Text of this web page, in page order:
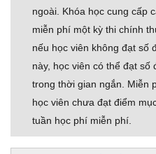
ngoài. Khóa học cung cấp
miễn phí một kỳ thi chính
nếu học viên không đạt số
này, học viên có thể đạt số
trong thời gian ngắn. Miễn
học viên chưa đạt điểm
tuần học phí miễn phí.